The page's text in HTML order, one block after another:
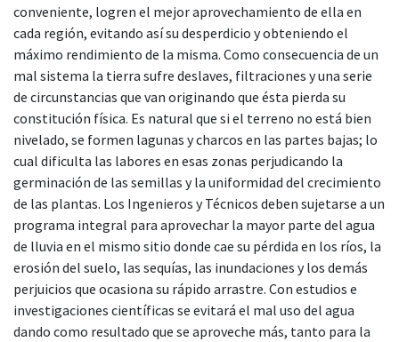
conveniente, logren el mejor aprovechamiento de ella en
cada región, evitando así su desperdicio y obteniendo el
máximo rendimiento de la misma. Como consecuencia de un
mal sistema la tierra sufre deslaves, filtraciones y una serie
de circunstancias que van originando que ésta pierda su
constitución física. Es natural que si el terreno no está bien
nivelado, se formen lagunas y charcos en las partes bajas; lo
cual dificulta las labores en esas zonas perjudicando la
germinación de las semillas y la uniformidad del crecimiento
de las plantas. Los Ingenieros y Técnicos deben sujetarse a un
programa integral para aprovechar la mayor parte del agua
de lluvia en el mismo sitio donde cae su pérdida en los ríos, la
erosión del suelo, las sequías, las inundaciones y los demás
perjuicios que ocasiona su rápido arrastre. Con estudios e
investigaciones científicas se evitará el mal uso del agua
dando como resultado que se aproveche más, tanto para la